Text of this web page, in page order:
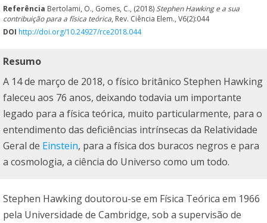
Referência Bertolami, O., Gomes, C., (2018)Stephen Hawking e a sua
contribuição para a física teórica, Rev. Ciência Elem., V6(2):044
DOI http://doi.org/10.24927/rce2018.044
Resumo
A 14 de março de 2018, o físico britânico Stephen Hawking
faleceu aos 76 anos, deixando todavia um importante
legado para a física teórica, muito particularmente, para o
entendimento das deficiências intrínsecas da Relatividade
Geral de Einstein, para a física dos buracos negros e para
a cosmologia, a ciência do Universo como um todo.
Stephen Hawking doutorou-se em Física Teórica em 1966
pela Universidade de Cambridge, sob a supervisão de